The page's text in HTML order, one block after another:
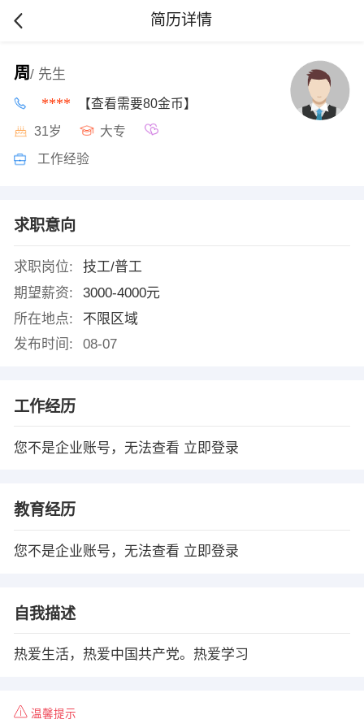
简历详情
周/ 先生
**** 【查看需要80金币】
31岁 大专
工作经验
求职意向
求职岗位:
技工/普工
期望薪资:
3000-4000元
所在地点:
不限区域
发布时间:
08-07
工作经历
您不是企业账号，无法查看 立即登录
教育经历
您不是企业账号，无法查看 立即登录
自我描述
热爱生活，热爱中国共产党。热爱学习
温馨提示